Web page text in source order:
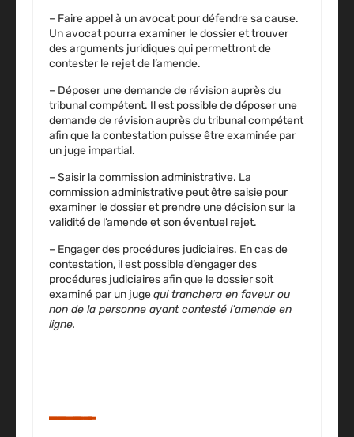
– Faire appel à un avocat pour défendre sa cause.
Un avocat pourra examiner le dossier et trouver
des arguments juridiques qui permettront de
contester le rejet de l’amende.
– Déposer une demande de révision auprès du
tribunal compétent. Il est possible de déposer une
demande de révision auprès du tribunal compétent
afin que la contestation puisse être examinée par
un juge impartial.
– Saisir la commission administrative. La
commission administrative peut être saisie pour
examiner le dossier et prendre une décision sur la
validité de l’amende et son éventuel rejet.
– Engager des procédures judiciaires. En cas de
contestation, il est possible d’engager des
procédures judiciaires afin que le dossier soit
examiné par un jugequi tranchera en faveur ou
non de la personne ayant contesté l’amende en
ligne.